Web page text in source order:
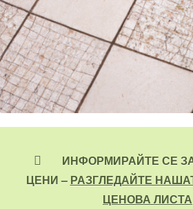
ИНФОРМИРАЙТЕ СЕ
ЦЕНИ – РАЗГЛЕДАЙТЕ
ЦЕНОВА ЛИСТА